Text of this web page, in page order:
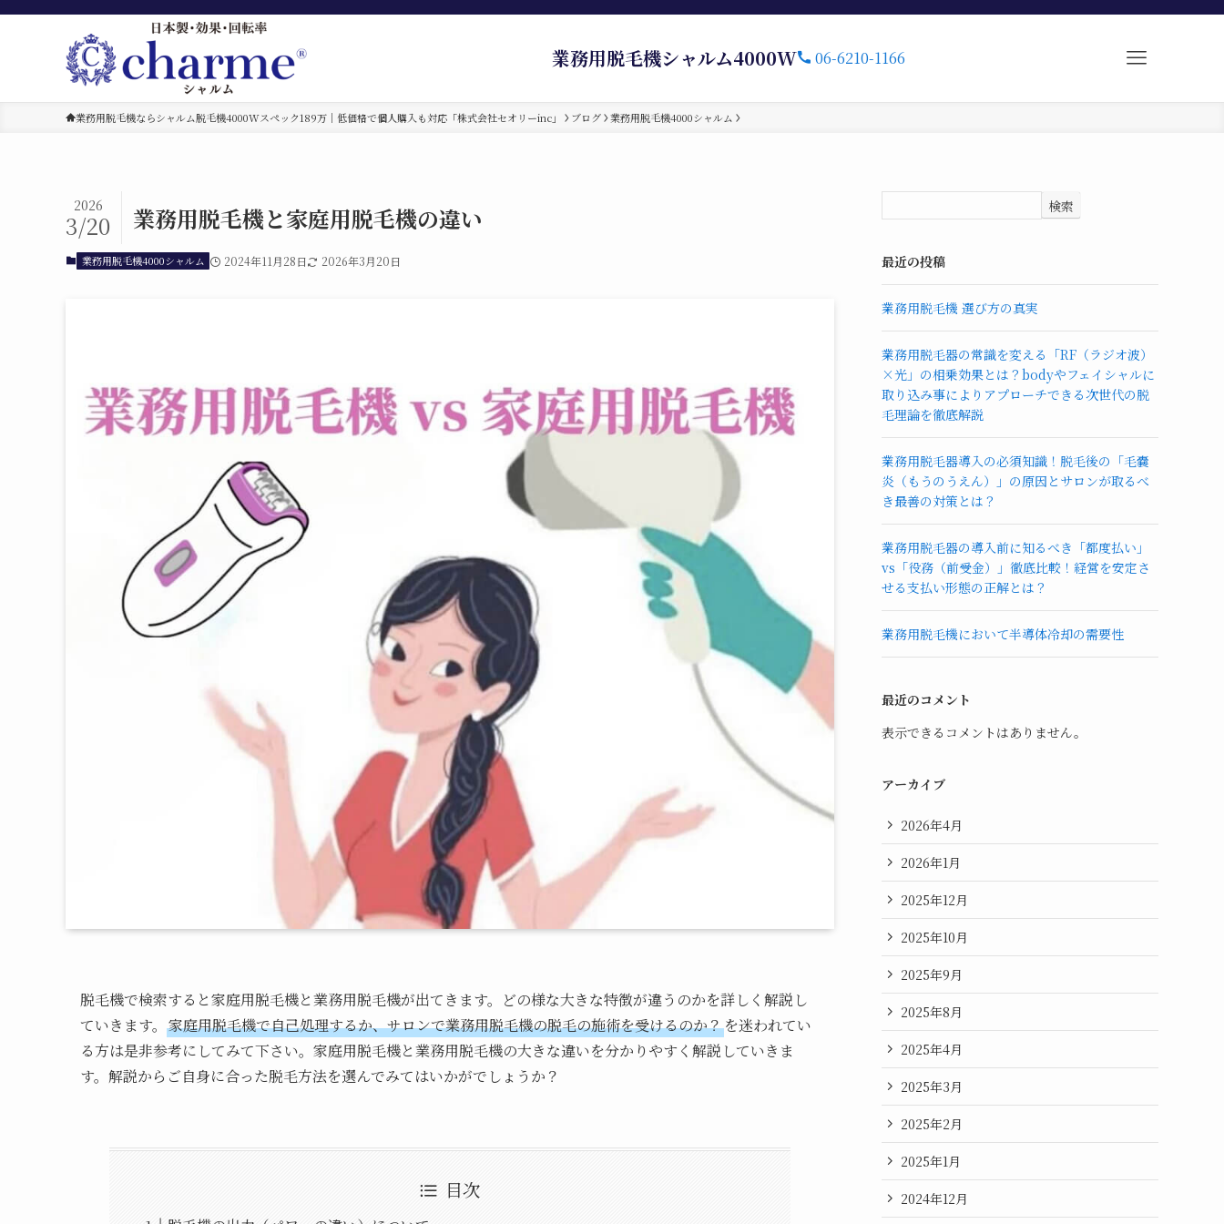
業務用脱毛機シャルム4000W 06-6210-1166
業務用脱毛機ならシャルム脱毛機4000Wスペック189万｜低価格で個人購入も対応「株式会社セオリーinc」 ブログ 業務用脱毛機4000シャルム
業務用脱毛機と家庭用脱毛機の違い
2026
3/20
業務用脱毛機4000シャルム 2024年11月28日 2026年3月20日
脱毛機で検索すると家庭用脱毛機と業務用脱毛機が出てきます。どの様な大きな特徴が違うのかを詳しく解説し
ていきます。 家庭用脱毛機で自己処理するか、サロンで業務用脱毛機の脱毛の施術を受けるのか？を迷われてい
る方は是非参考にしてみて下さい。家庭用脱毛機と業務用脱毛機の大きな違いを分かりやすく解説していきま
す。解説からご自身に合った脱毛方法を選んでみてはいかがでしょうか？
目次
検索
最近の投稿
業務用脱毛機 選び方の真実
業務用脱毛器の常識を変える「RF（ラジオ波）
×光」の相乗効果とは？bodyやフェイシャルに
取り込み事によりアプローチできる次世代の脱
毛理論を徹底解説
業務用脱毛器導入の必須知識！脱毛後の「毛嚢
炎（もうのうえん）」の原因とサロンが取るべ
き最善の対策とは？
業務用脱毛器の導入前に知るべき「都度払い」
vs「役務（前受金）」徹底比較！経営を安定さ
せる支払い形態の正解とは？
業務用脱毛機において半導体冷却の需要性
最近のコメント
表示できるコメントはありません。
アーカイブ
2026年4月
2026年1月
2025年12月
2025年10月
2025年9月
2025年8月
2025年4月
2025年3月
2025年2月
2025年1月
2024年12月